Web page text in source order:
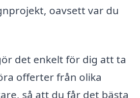
oavsett var du
det enkelt för dig att ta
offerter från olika
så att du får det bästa